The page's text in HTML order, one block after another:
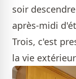
soir
après-midi
Trois, c'est
la vie